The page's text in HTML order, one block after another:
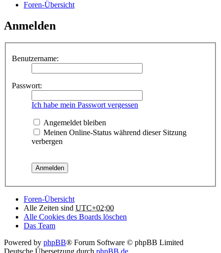
Foren-Übersicht
Anmelden
Benutzername:
Passwort:
Ich habe mein Passwort vergessen
Angemeldet bleiben
Meinen Online-Status während dieser Sitzung
verbergen
Foren-Übersicht
Alle Zeiten sind UTC+02:00
Alle Cookies des Boards löschen
Das Team
Powered by phpBB® Forum Software © phpBB Limited
Deutsche Übersetzung durch phpBB.de